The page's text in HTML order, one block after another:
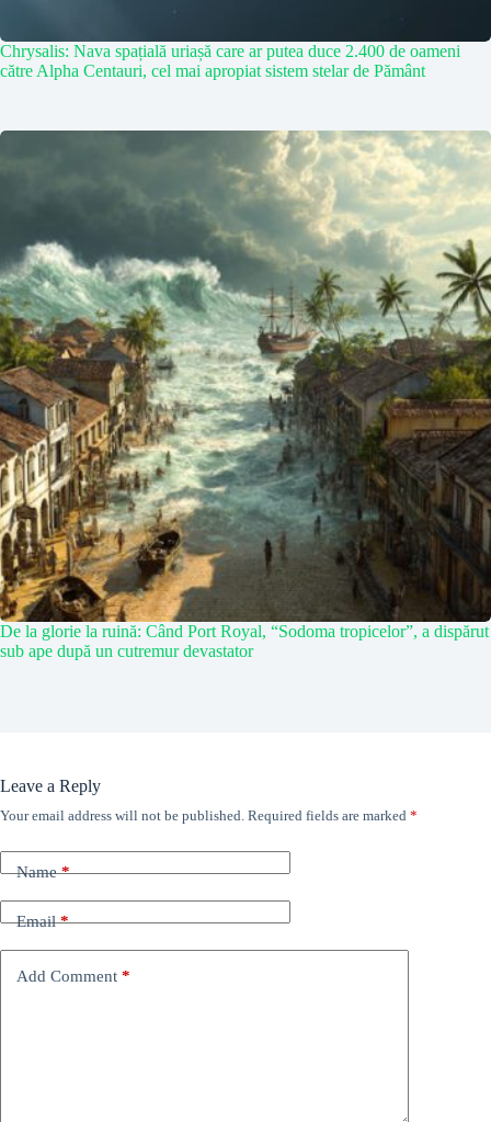
Chrysalis: Nava spațială uriașă care ar putea duce 2.400 de oameni
către Alpha Centauri, cel mai apropiat sistem stelar de Pământ
De la glorie la ruină: Când Port Royal, “Sodoma tropicelor”, a dispărut
sub ape după un cutremur devastator
Leave a Reply
Your email address will not be published. Required fields are marked *
Name*
Email*
Add Comment *